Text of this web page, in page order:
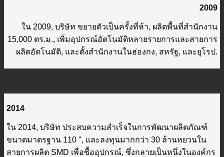
2009
ใน 2009, บริษัท ขยายตัวเป็นครั้งที่ห้า, ผลิตพื้นที่สำนักงาน
15,000 ตร.ม., เพิ่มอุปกรณ์อัตโนมัติหลายรายการและสายการ
ผลิตอัตโนมัติ, และตั้งสำนักงานในฮ่องกง, สหรัฐ, และยุโรป.
2014
ใน 2014, บริษัท ประสบความสำเร็จในการพัฒนาผลิตภัณฑ์
ขนาดมาตรฐาน 110 ", และลงทุนมากกว่า 30 ล้านหยวนใน
สายการผลิต SMD เพื่อซื้ออุปกรณ์, ซึ่งกลายเป็นหนึ่งในองค์กร